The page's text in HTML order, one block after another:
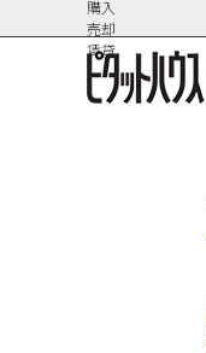
購入
売却
賃貸